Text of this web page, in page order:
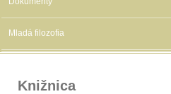
Mladá filozofia
Knižnica